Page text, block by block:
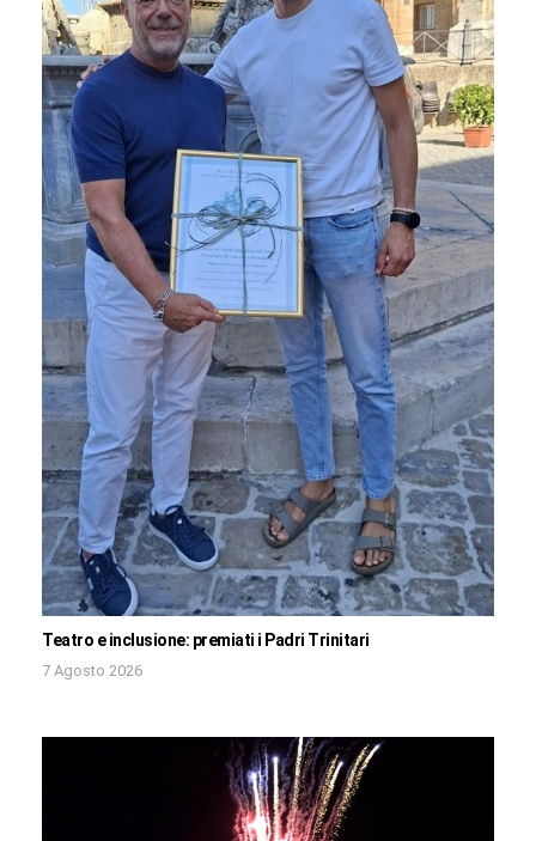
Teatro e inclusione: premiati i Padri Trinitari
7 Agosto 2026